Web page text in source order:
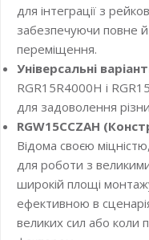
для інтеграції з
забезпечуючи повне
переміщення.
Універсальні
RGR15R4000H і
для задоволення
RGW15CCZAH
Відома своєю
для роботи з
широкій площі
ефективною в
великих сил або коли